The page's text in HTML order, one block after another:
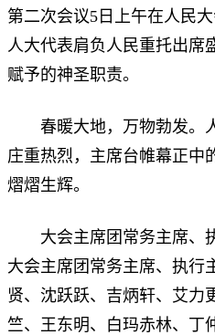
第二次会议5日上午在人民
人大代表肩负人民重托出席
赋予的神圣职责。
春暖大地，万物勃发。
庄重热烈，主席台帷幕正中
熠熠生辉。
大会主席团常务主席、执
大会主席团常务主席、执行
贤、沈跃跃、吉炳轩、艾力
竺、王东明、白玛赤林、丁